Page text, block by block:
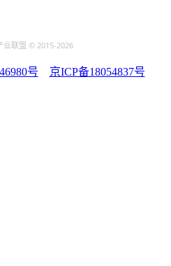
业联盟 © 2015-2026
号 京ICP备18054837号